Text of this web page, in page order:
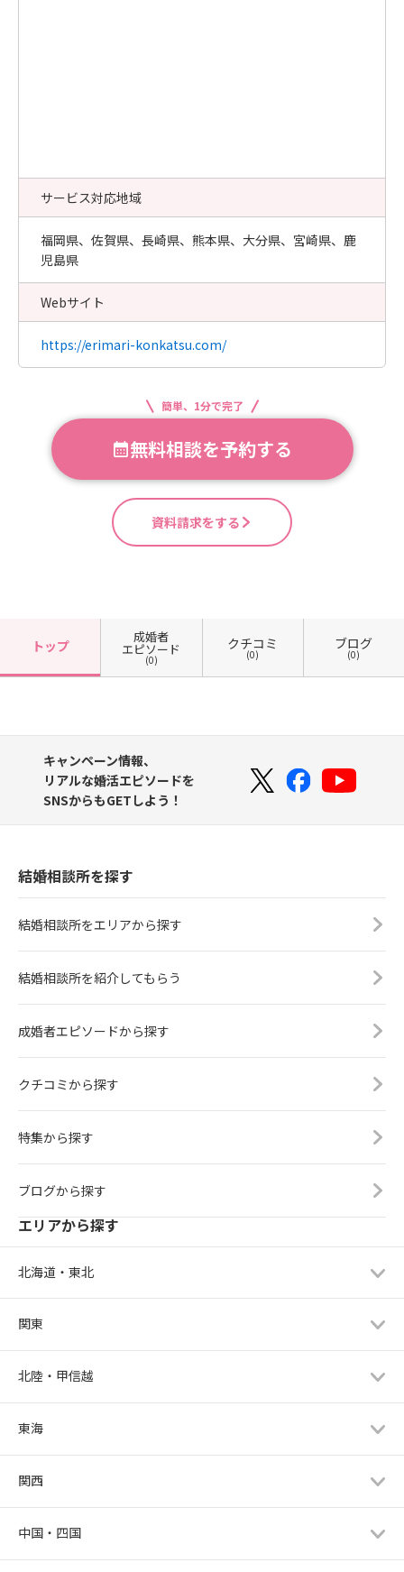
サービス対応地域
福岡県、佐賀県、長崎県、熊本県、大分県、宮崎県、鹿
児島県
Webサイト
https://erimari-konkatsu.com/
簡単、1分で完了
無料相談を予約する
資料請求をする
トップ
成婚者
エピソード
(0)
クチコミ
(0)
ブログ
(0)
キャンペーン情報、
リアルな婚活エピソードを
SNSからもGETしよう！
結婚相談所を探す
結婚相談所をエリアから探す
結婚相談所を紹介してもらう
成婚者エピソードから探す
クチコミから探す
特集から探す
ブログから探す
エリアから探す
北海道・東北
関東
北陸・甲信越
東海
関西
中国・四国